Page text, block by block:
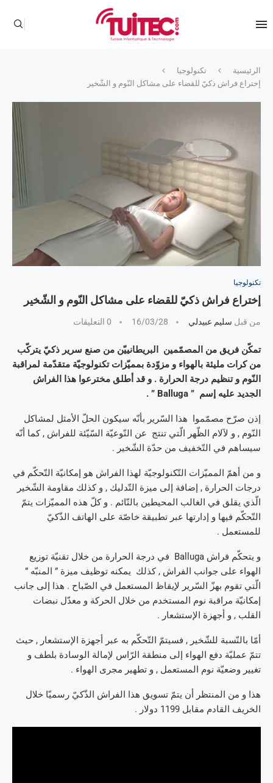
الرئيسية
تكنولوجيا
إختراع فراش ذكيّ للقضاء على مشاكل النّوم و الشّخير
تكنولوجيا
إختراع فراش ذكيّ للقضاء على مشاكل النّوم و الشّخير
من قبل سليم عبيدلي 16/03/28 0 التعليقات
تمكّن فريق من المصمّمين البريطانييّن من صنع سرير ذكيّ يتركّب
من كرات مليئة بالهواء و مزوّدة بمميّزات تكنولوجيّة متقدّمة لمراقبة
النّوم و تنظيم درجة الحرارة . و قد أطلق مخترعوا هذا الفراش
الجديد عليه إسم ” Balluga ” .
إذن صرّح مصمّموا هذا السّرير بأنّه سيكون الحلّ الأمثل لمشاكل
النّوم , و لآلام الظّهر الّتي تنتج عن النّوعيّة السّيّئة للفراش , كما أنّه
سيساهم في التّخفيف من حدّة الشّخير .
و من أهمّ المميّزات التّكنولوجيّة لهذا الفراش هو إمكانيّة التّحكّم في
درجات الحرارة , إضافة إلى ميزة التّدليك , و كذلك مقاومة الشّخير
الّذي يقلق في الغالب المحيطين بالنّائم . و كلّ هذه المميّزات يتمّ
التّحكّم فيها و إدارتها عبر تطبيقة خاصّة على الهاتف الذّكيّ
للمستعمل .
و يتحكّم فراش Balluga في درجة الحرارة من خلال تقنيّة توزيع
الهواء على جوانب الفراش , كذلك يمكنه توظيف ميزة ” المنبّه ”
الّتي تقوم بهزّ السّرير لإيقاظ المستعمل في الصّباح . هذا إلى جانب
إمكانيّة مراقبة نوم المستخدم من خلال الحركة و معدّل نبضات
القلب , و أجهزة الإستشعار .
أمّا بالنّسبة للشّخير , فسيتمّ التّحكّم به عبر أجهزة الإستشعار , حيث
تتمّ عمليّة دفع الهواء إلى منطقة الرّاس لإمالة الوسادة بلطف و
تغيير وضعيّة نوم المستعمل , و تطهير مجرى الهواء .
هذا و من المنتظر أن يتمّ تسويق هذا الفراش الذّكيّ رسميّا خلال
الخريف القادم مقابل 1199 دولار .